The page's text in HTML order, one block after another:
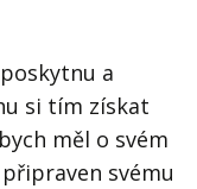
a
si tím získat
měl o svém
svému